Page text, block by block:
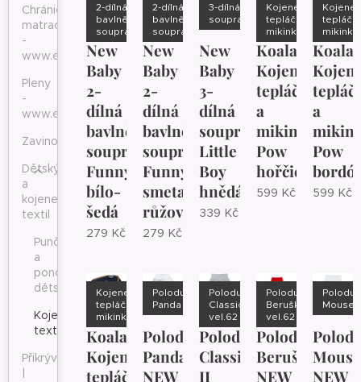
Chránič
matrace
-
www.eshopjana.cz
Pleny
-
www.eshopjana.cz
Zavinovačky
Dětský
a
kojenecký
textil
Punčocháče
a
ponožky
dětské
Kojenecký
textil
Přikrývky
|
New
Baby
2-
dílná
bavlněná
souprava
Funny
bílo-
šedá
2-dílná
bavlněná
souprava
279 Kč
New
Baby
2-
dílná
bavlněná
souprava
Funny
smetanovo-
růžová
2-dílná
bavlněná
souprava
279 Kč
New
Baby
3-
dílná
souprava
Little
Boy
hnědá
3-dílná
souprava
339 Kč
Koala
Kojenecké
tepláčky
a
mikinka
Pow
hořčicová
Kojenecké
tepláčky a
mikinka
599 Kč
Koala
a
Pow
bordó
mikinka
599 Kč
Koala
Kojenecké
tepláčky
Kojenecké
tepláčky a
mikinka
Polodupačky
Panda
NEW
Polodupačky
Panda
Polodupačky
Classic
II
Polodupačky
Classic II
vel.62
Polodupačky
Beruška
NEW
Polodupačky
Beruška
vel.62
Mouse
NEW
Mouse